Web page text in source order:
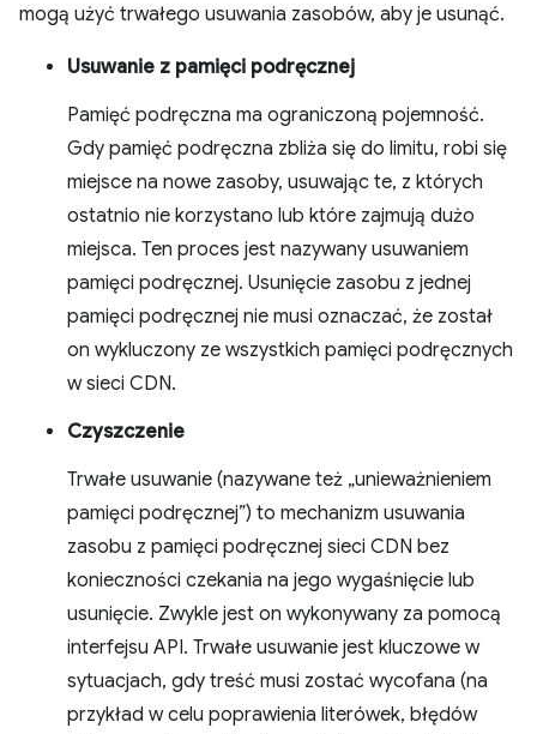
mogą użyć trwałego usuwania zasobów, aby je usunąć.
Usuwanie z pamięci podręcznej
Pamięć podręczna ma ograniczoną pojemność.
Gdy pamięć podręczna zbliża się do limitu, robi się
miejsce na nowe zasoby, usuwając te, z których
ostatnio nie korzystano lub które zajmują dużo
miejsca. Ten proces jest nazywany usuwaniem
pamięci podręcznej. Usunięcie zasobu z jednej
pamięci podręcznej nie musi oznaczać, że został
on wykluczony ze wszystkich pamięci podręcznych
w sieci CDN.
Czyszczenie
Trwałe usuwanie (nazywane też „unieważnieniem
pamięci podręcznej”) to mechanizm usuwania
zasobu z pamięci podręcznej sieci CDN bez
konieczności czekania na jego wygaśnięcie lub
usunięcie. Zwykle jest on wykonywany za pomocą
interfejsu API. Trwałe usuwanie jest kluczowe w
sytuacjach, gdy treść musi zostać wycofana (na
przykład w celu poprawienia literówek, błędów